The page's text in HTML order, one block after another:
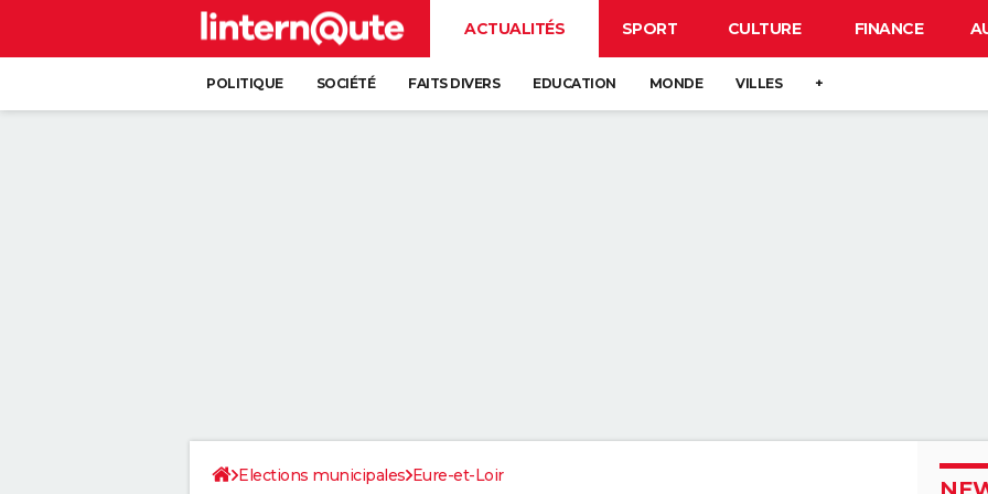
ACTUALITÉS SPORT CULTURE FINANCE
POLITIQUE SOCIÉTÉ FAITS DIVERS EDUCATION MONDE VILLES +
Elections municipales Eure-et-Loir